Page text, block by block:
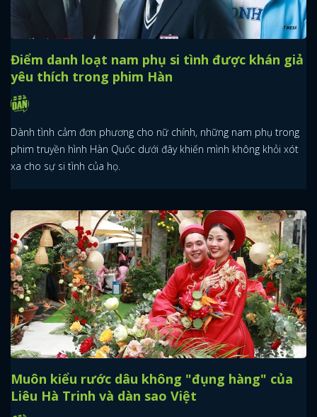
Điểm danh loạt nam phụ si tình được khán giả
yêu thích trong phim Hàn
Dành tình cảm đơn phương cho nữ chính, những nam phụ trong
phim truyền hình Hàn Quốc dưới đây khiến mình không khỏi xót
xa cho sự si tình của họ.
Muôn kiểu rước dâu không "đụng hàng" của
Liêu Hà Trinh và dàn sao Việt